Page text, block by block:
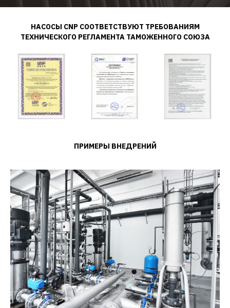
НАСОСЫ CNP СООТВЕТСТВУЮТ ТРЕБОВАНИЯМ
ТЕХНИЧЕСКОГО РЕГЛАМЕНТА ТАМОЖЕННОГО СОЮЗА
ПРИМЕРЫ ВНЕДРЕНИЙ